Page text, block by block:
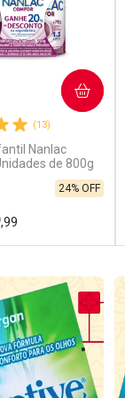
(13)
Nanlac
de 800g
,99
24% OFF
COMPRAR